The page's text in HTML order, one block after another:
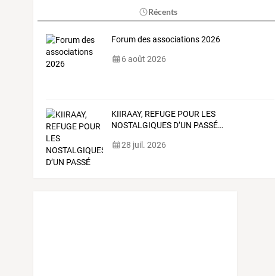
Récents
Forum des associations 2026
6 août 2026
KIIRAAY, REFUGEPOUR LES
NOSTALGIQUESD’UN PASSÉ…
28 juil. 2026